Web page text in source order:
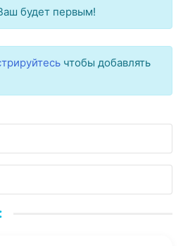
будет первым!
чтобы добавлять